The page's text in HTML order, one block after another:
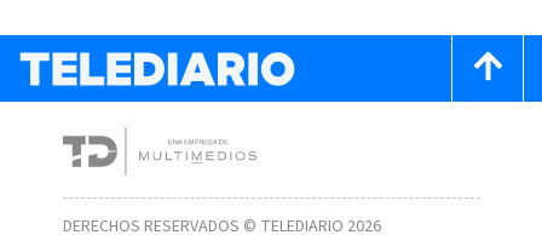
DERECHOS RESERVADOS © TELEDIARIO 2026